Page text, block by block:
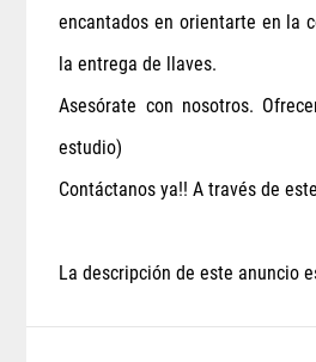
encantados en orientarte en la
la entrega de llaves.
Asesórate con nosotros.
estudio)
Contáctanos ya!! A través de
La descripción de este anuncio